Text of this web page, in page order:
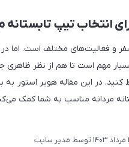
انتخاب تیپ تابستانه
و فعالیت‌های مختلف است. اما
مهم است تا هم از نظر ظاهری
کنید. در این مقاله هویر استور
مردانه مناسب به شما کمک
توسط مدیر سایت